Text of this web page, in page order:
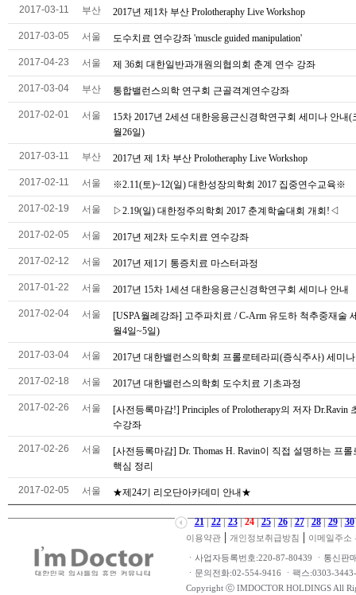
2017-03-11 부산 2017년 제1차 부산 Prolotheraphy Live Workshop
2017-03-05 서울 도수치료 연수강좌 'muscle guided manipulation'
2017-04-23 서울 제 36회 대한일반과개원의협의회 춘계 연수 강좌
2017-03-04 부산 통합밸런스의학 연구회 근골격계연수강좌
2017-02-01 서울
15차 2017년 2세션 대한응용근신경학연구회 세미나 안내(
월26일)
2017-03-11 부산 2017년 제 1차 부산 Prolotheraphy Live Workshop
2017-02-11 서울 ※2.11(토)~12(일) 대한성장의학회 2017 집중연수교육※
2017-02-19 서울 ▷2.19(일) 대한정주의학회 2017 춘계학술대회 개회!◁
2017-02-05 서울 2017년 제2차 도수치료 연수강좌
2017-02-12 서울 2017년 제1기 통증치료 마스터과정
2017-01-22 서울 2017년 15차 1세션 대한응용근신경학연구회 세미나 안내
2017-02-04 서울
[USPA월례강좌] 고주파치료 / C-Arm 유도하 척추중재술
월4일~5일)
2017-03-04 서울 2017년 대한밸런스의학회 프롤로테라피(증식주사) 세미나
2017-02-18 서울 2017년 대한밸런스의학회 도수치료 기초과정
2017-02-26 서울
[사전등록마감!] Principles of Prolotherapy의 저자 Dr.Ravin
수강좌
2017-02-26 서울
[사전등록마감] Dr. Thomas H. Ravin이 직접 설명하는 프롤
핵심 정리
2017-02-05 서울 ★제24기 리오단아카데미 안내★
21|22|23|24|25|26|27|28|29|30
이용약관 | 개인정보취급방침 | 이메일주소
ㆍ사업자등록번호:220-87-80439 ㆍ통신판
ㆍ문의전화:02-554-9416 ㆍ팩스:0303-
Copyright ⓒ IMDOCTOR HOLDINGS All